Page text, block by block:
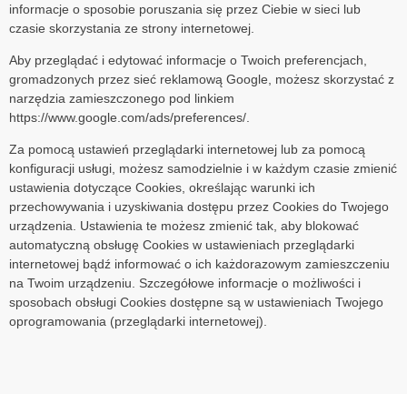
informacje o sposobie poruszania się przez Ciebie w sieci lub
czasie skorzystania ze strony internetowej.
Aby przeglądać i edytować informacje o Twoich preferencjach,
gromadzonych przez sieć reklamową Google, możesz skorzystać z
narzędzia zamieszczonego pod linkiem
https://www.google.com/ads/preferences/.
Za pomocą ustawień przeglądarki internetowej lub za pomocą
konfiguracji usługi, możesz samodzielnie i w każdym czasie zmienić
ustawienia dotyczące Cookies, określając warunki ich
przechowywania i uzyskiwania dostępu przez Cookies do Twojego
urządzenia. Ustawienia te możesz zmienić tak, aby blokować
automatyczną obsługę Cookies w ustawieniach przeglądarki
internetowej bądź informować o ich każdorazowym zamieszczeniu
na Twoim urządzeniu. Szczegółowe informacje o możliwości i
sposobach obsługi Cookies dostępne są w ustawieniach Twojego
oprogramowania (przeglądarki internetowej).